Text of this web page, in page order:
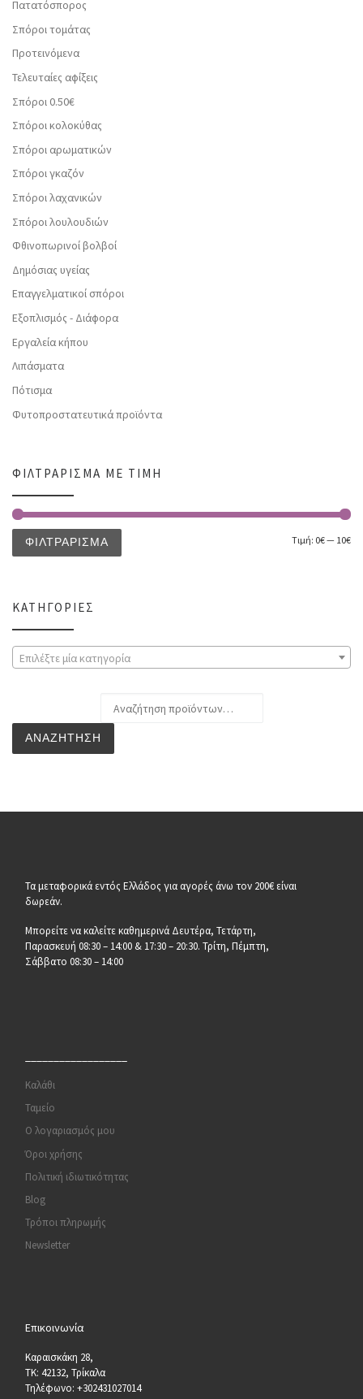
Πατατόσπορος
Σπόροι τομάτας
Προτεινόμενα
Τελευταίες αφίξεις
Σπόροι 0.50€
Σπόροι κολοκύθας
Σπόροι αρωματικών
Σπόροι γκαζόν
Σπόροι λαχανικών
Σπόροι λουλουδιών
Φθινοπωρινοί βολβοί
Δημόσιας υγείας
Επαγγελματικοί σπόροι
Εξοπλισμός - Διάφορα
Εργαλεία κήπου
Λιπάσματα
Πότισμα
Φυτοπροστατευτικά προϊόντα
ΦΙΛΤΡΆΡΙΣΜΑ ΜΕ ΤΙΜΉ
ΦΙΛΤΡΆΡΙΣΜΑ Τιμή: 0€— 10€
ΚΑΤΗΓΟΡΊΕΣ
Επιλέξτε μία κατηγορία
ΑΝΑΖΉΤΗΣΗ
Τα μεταφορικά εντός Ελλάδος για αγορές άνω τον 200€ είναι
δωρεάν.
Μπορείτε να καλείτε καθημερινά Δευτέρα, Τετάρτη,
Παρασκευή 08:30 – 14:00 & 17:30 – 20:30. Τρίτη, Πέμπτη,
Σάββατο 08:30 – 14:00
Καλάθι
Ταμείο
Ο λογαριασμός μου
Όροι χρήσης
Πολιτική ιδιωτικότητας
Blog
Τρόποι πληρωμής
Newsletter
Επικοινωνία
Καραισκάκη 28,
ΤΚ: 42132, Τρίκαλα
Τηλέφωνο: +302431027014